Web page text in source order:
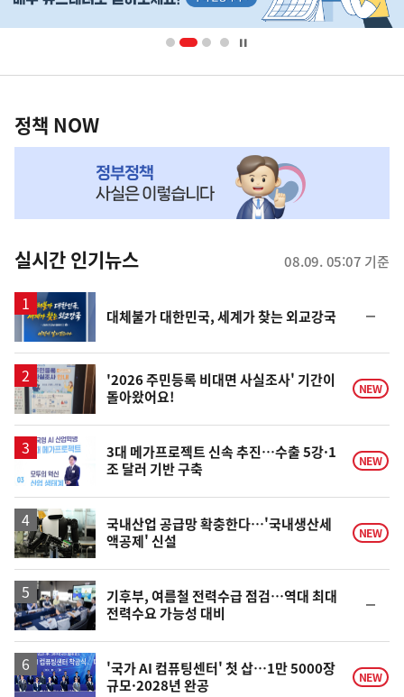
영
책
NOW,
뉴
스
정책 NOW
실시간 인기뉴스 08.09. 05:07 기준
대체불가 대한민국, 세계가 찾는 외교강국
일
'2026 주민등록 비대면 사실조사' 기간이
돌아왔어요!
NEW
3대 메가프로젝트 신속 추진…수출 5강·1
조 달러 기반 구축
NEW
국내산업 공급망 확충한다…'국내생산세
액공제' 신설
NEW
기후부, 여름철 전력수급 점검…역대 최대
전력수요 가능성 대비
일
'국가 AI 컴퓨팅센터' 첫 삽…1만 5000장
규모·2028년 완공
NEW